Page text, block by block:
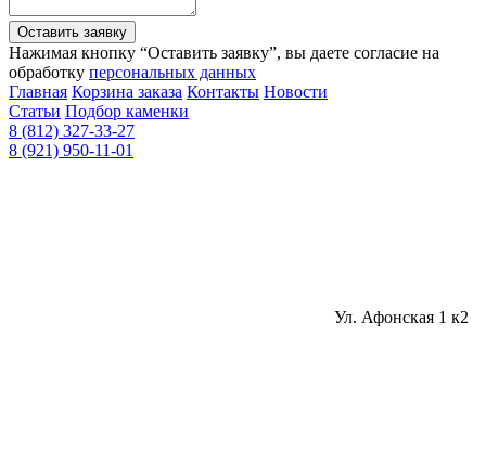
Оставить заявку
Нажимая кнопку “Оставить заявку”, вы даете согласие на
обработку персональных данных
Главная Корзина заказа Контакты Новости
Статьи Подбор каменки
8 (812) 327-33-27
8 (921) 950-11-01
Ул. Афонская 1 к2